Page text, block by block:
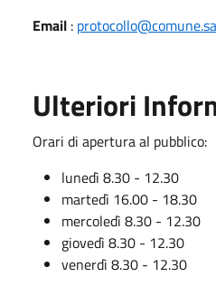
Email :
Ulteriori
Orari di apertura al pubblico:
lunedì 8.30 - 12.30
martedì 16.00 - 18.30
mercoledì 8.30 - 12.30
giovedì 8.30 - 12.30
venerdì 8.30 - 12.30